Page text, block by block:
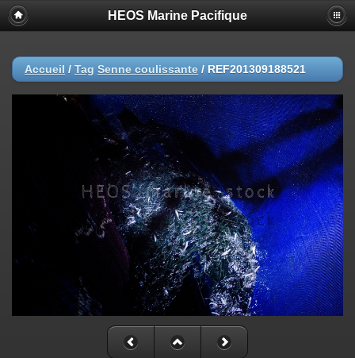
HEOS Marine Pacifique
Accueil / Tag Senne coulissante / REF201309188521